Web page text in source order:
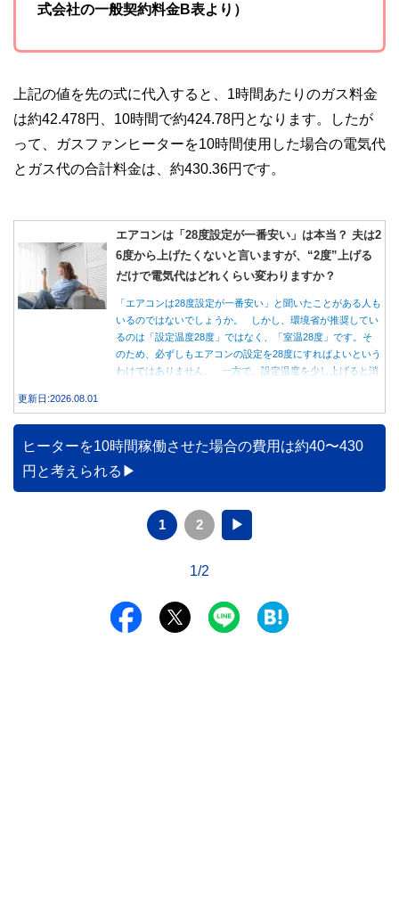
式会社の一般契約料金B表より）
上記の値を先の式に代入すると、1時間あたりのガス料金
は約42.478円、10時間で約424.78円となります。したが
って、ガスファンヒーターを10時間使用した場合の電気代
とガス代の合計料金は、約430.36円です。
エアコンは「28度設定が一番安い」は本当？ 夫は2
6度から上げたくないと言いますが、“2度”上げる
だけで電気代はどれくらい変わりますか？
「エアコンは28度設定が一番安い」と聞いたことがある人も
いるのではないでしょうか。 しかし、環境省が推奨してい
るのは「設定温度28度」ではなく、「室温28度」です。そ
のため、必ずしもエアコンの設定を28度にすればよいという
わけではありません。 一方で、設定温度を少し上げると消
データをもとに、節約効果の目安と快適に過ごすためのポイ
ントを分かりやすく解説します。
更新日:2026.08.01
ヒーターを10時間稼働させた場合の費用は約40〜430
円と考えられる
1 2 ▶
1/2